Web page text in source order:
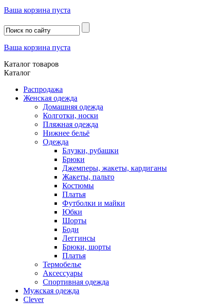
Ваша корзина пуста
Ваша корзина пуста
Каталог товаров
Каталог
Распродажа
Женская одежда
Домашняя одежда
Колготки, носки
Пляжная одежда
Нижнее бельё
Одежда
Блузки, рубашки
Брюки
Джемперы, жакеты, кардиганы
Жакеты, пальто
Костюмы
Платья
Футболки и майки
Юбки
Шорты
Боди
Леггинсы
Брюки, шорты
Платья
Термобелье
Аксессуары
Спортивная одежда
Мужская одежда
Clever